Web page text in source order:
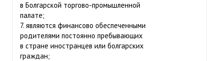
в Болгарской торгово-промышленной
палате;
7. являются финансово обеспеченными
родителями постоянно пребывающих
в стране иностранцев или болгарских
граждан;